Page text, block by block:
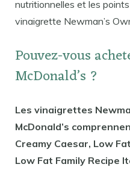
nutritionnelles et les
vinaigrette Newman’s
Pouvez-vous
McDonald’s ?
Les vinaigrettes
McDonald’s
Creamy Caesar, Low
Low Fat Family Recipe